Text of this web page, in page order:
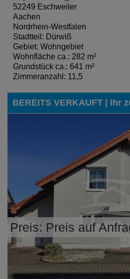
52249 Eschweiler
Aachen
Nordrhein-Westfalen
Stadtteil: Dürwiß
Gebiet: Wohngebiet
Wohnfläche ca.: 282 m²
Grundstück ca.: 641 m²
Zimmeranzahl: 11,5
Preis: Preis auf